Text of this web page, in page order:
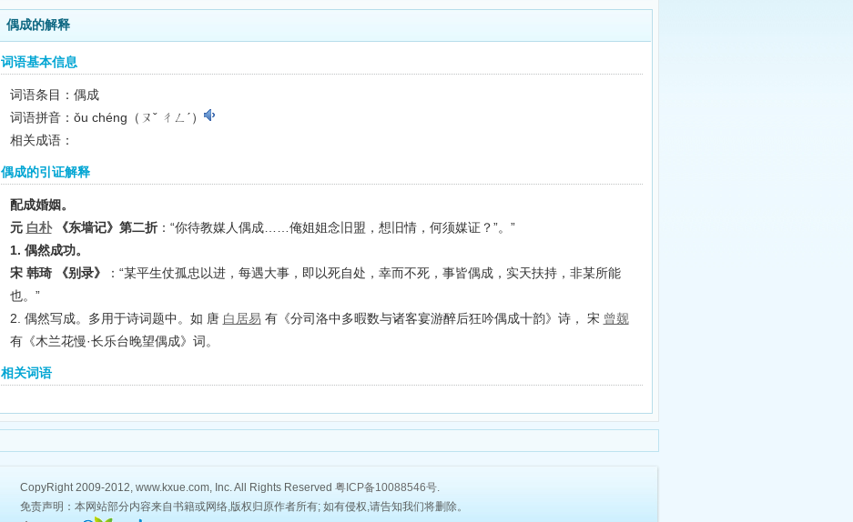
偶成的解释
词语基本信息
词语条目：偶成
词语拼音：ǒu chéng（ㄡˇ ㄔㄥˊ）
相关成语：
偶成的引证解释
配成婚姻。
元 白朴《东墙记》第二折：“你待教媒人偶成……俺姐姐念旧盟，想旧情，何须媒证？”。”
1. 偶然成功。
宋 韩琦 《别录》
：“某平生仗孤忠以进，每遇大事，即以死自处，幸而不死，事皆偶成，实天扶持，非某所能
也。”
2. 偶然写成。多用于诗词题中。如 唐 白居易 有《分司洛中多暇数与诸客宴游醉后狂吟偶成十韵》诗， 宋 曾觌
有《木兰花慢·长乐台晚望偶成》词。
相关词语
CopyRight 2009-2012, www.kxue.com, Inc. All Rights Reserved 粤ICP备10088546号.
免责声明：本网站部分内容来自书籍或网络,版权归原作者所有; 如有侵权,请告知我们将删除。